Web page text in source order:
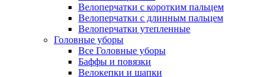
Велоперчатки с коротким пальцем
Велоперчатки с длинным пальцем
Велоперчатки утепленные
Головные уборы
Все Головные уборы
Баффы и повязки
Велокепки и шапки